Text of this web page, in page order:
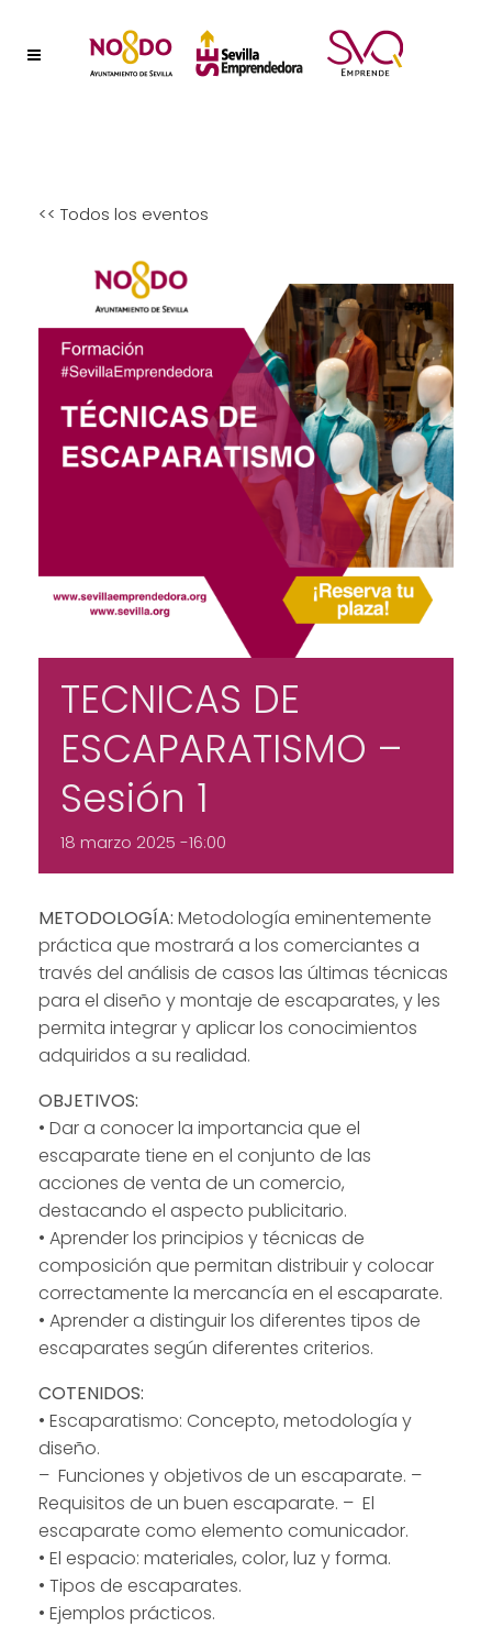
<< Todos los eventos
TECNICAS DE
ESCAPARATISMO –
Sesión 1
18 marzo 2025 -16:00
METODOLOGÍA: Metodología eminentemente
práctica que mostrará a los comerciantes a
través del análisis de casos las últimas técnicas
para el diseño y montaje de escaparates, y les
permita integrar y aplicar los conocimientos
adquiridos a su realidad.
OBJETIVOS:
• Dar a conocer la importancia que el
escaparate tiene en el conjunto de las
acciones de venta de un comercio,
destacando el aspecto publicitario.
• Aprender los principios y técnicas de
composición que permitan distribuir y colocar
correctamente la mercancía en el escaparate.
• Aprender a distinguir los diferentes tipos de
escaparates según diferentes criterios.
COTENIDOS:
• Escaparatismo: Concepto, metodología y
diseño.
– Funciones y objetivos de un escaparate. –
Requisitos de un buen escaparate. – El
escaparate como elemento comunicador.
• El espacio: materiales, color, luz y forma.
• Tipos de escaparates.
• Ejemplos prácticos.